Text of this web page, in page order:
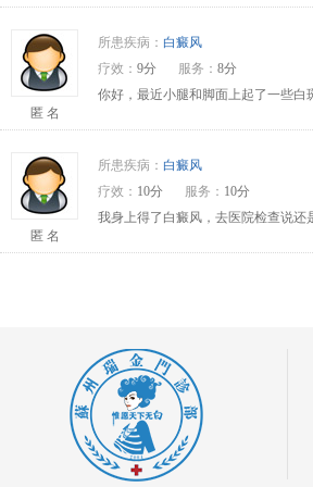
匿 名
所患疾病： 白癜风
疗效： 9分 服务： 8分
你好，最近小腿和脚面上起了一些
匿 名
所患疾病： 白癜风
疗效： 10分 服务： 10分
我身上得了白癜风，去医院检查说